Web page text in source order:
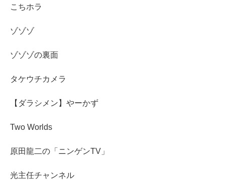
こちホラ
ゾゾゾ
ゾゾゾの裏面
タケウチカメラ
【ダラシメン】やーかず
Two Worlds
原田龍二の「ニンゲンTV」
光主任チャンネル